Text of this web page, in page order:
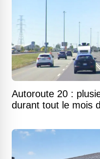
Autoroute 20 :
durant tout le mois